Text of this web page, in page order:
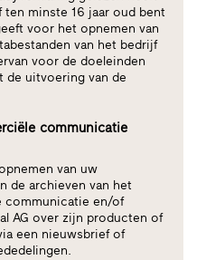
minste 16 jaar oud bent
voor het opnemen van
van het bedrijf
voor de doeleinden
de uitvoering van de
communicatie
van uw
de archieven van het
communicatie en/of
AG over zijn producten of
een nieuwsbrief of